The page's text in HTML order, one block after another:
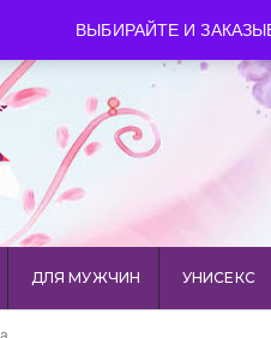
ВЫБИРАЙТЕ И
+7 903 544 11 18 г. Москва
ДЛЯ МУЖЧИН УНИСЕКС